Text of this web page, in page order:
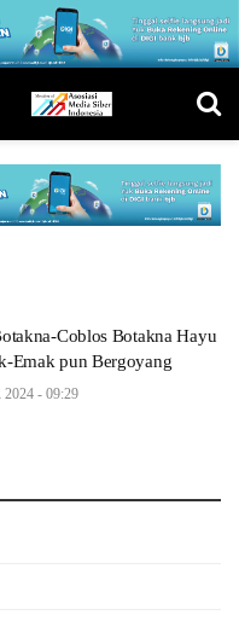
Coblos Botakna Hayu
Emak pun Bergoyang
- 09:29